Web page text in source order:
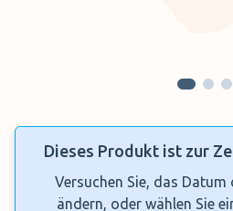
Dieses Produkt ist zur
Versuchen Sie, das
ändern, oder wählen Sie